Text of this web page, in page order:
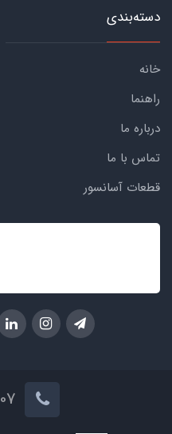
دسته‌بندی
خانه
راهنما
درباره ما
تماس با ما
قطعات آسانسور